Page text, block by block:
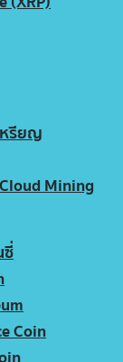
หรียญ
Mining
ซี่
Coin